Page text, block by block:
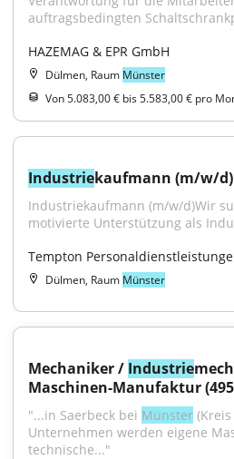
auftragsbedingten
HAZEMAG & EPR GmbH
Dülmen, Raum Münster
Von 5.083,00 € bis 5.583,00 € pro
Industriekaufmann (m/w/d)
Industriekaufmann (m/w/d)Wir
motivierte Unterstützung als
Tempton
Dülmen, Raum Münster
Mechaniker / Industrie
Maschinen-Manufaktur
"...in Saerbeck bei Münster
Unternehmen werden eigene
technische..."